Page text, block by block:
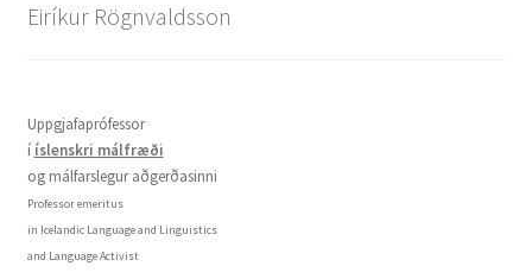
Eiríkur Rögnvaldsson
Uppgjafaprófessor
í íslenskri málfræði
og málfarslegur aðgerðasinni
Professor emeritus
in Icelandic Language and Linguistics
and Language Activist